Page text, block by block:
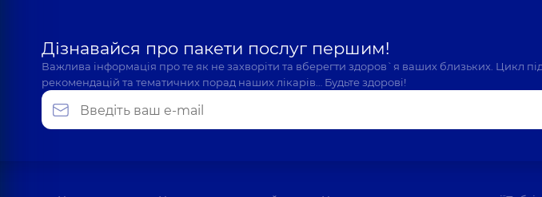
Дізнавайся про пакети послуг першим!
Важлива інформація про те як не захворіти та вберегти здоров`я ваших близьких. Цикл
рекомендацій та тематичних порад наших лікарів… Будьте здорові!